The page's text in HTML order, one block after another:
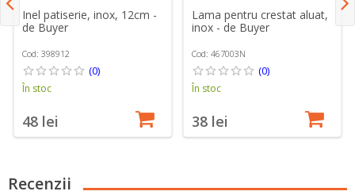
Inel patiserie, inox, 12cm -
de Buyer
Cod: 398912
(0)
În stoc
48 lei
Lama pentru crestat aluat,
inox - de Buyer
Cod: 467003N
(0)
În stoc
38 lei
Recenzii